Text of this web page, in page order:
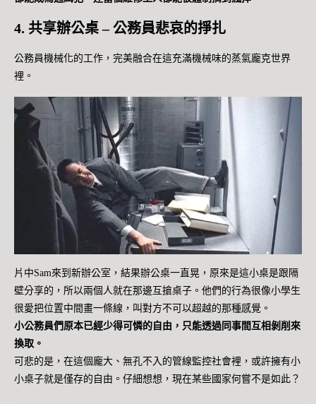
4. 共享辦公桌 – 公務員悲哀的掙扎
公務員機械化的工作，完美融合在這充滿機械味的蒸氣龐克世界
裡。
片中Sam來到新辦公室，結果辦公桌一直晃，原來是這小桌是跟隔
壁分享的，所以兩個人就在那邊互搶桌子。他們的行為很像小學生
很愛把位置中間畫一條線，叫對方不可以超越的那種感覺。
小公務員們原本已經少得可憐的自由，只能透過同事間互相剝削來
換取。
可悲的是，在這個龐大、無孔不入的管線監控社會裡，或許擁有小
小桌子就是僅存的自由。仔細想想，現在某些國家何嘗不是如此？